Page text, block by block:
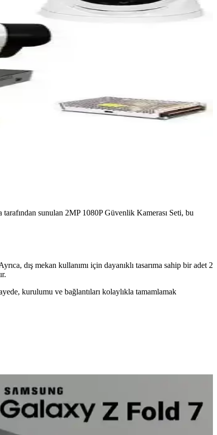
sunulan 2MP 1080P Güvenlik Kamerası Seti, bu
dış mekan kullanımı için dayanıklı tasarıma sahip bir adet 2
kurulumu ve bağlantıları kolaylıkla tamamlamak
yönetimi gibi teknik zorluklar bulunuyor.